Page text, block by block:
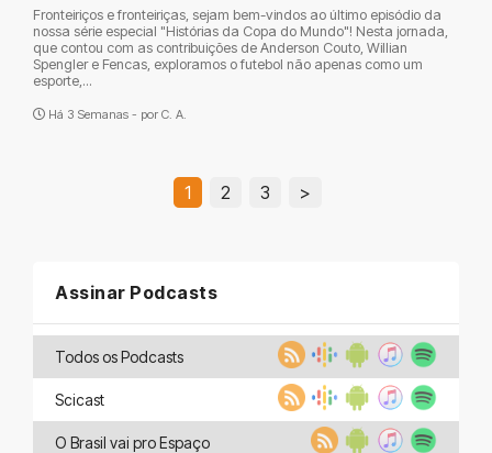
Fronteiriços e fronteiriças, sejam bem-vindos ao último episódio da
nossa série especial "Histórias da Copa do Mundo"! Nesta jornada,
que contou com as contribuições de Anderson Couto, Willian
Spengler e Fencas, exploramos o futebol não apenas como um
esporte,...
Há 3 Semanas - por C. A.
1 2 3 >
Assinar Podcasts
Todos os Podcasts
Scicast
O Brasil vai pro Espaço